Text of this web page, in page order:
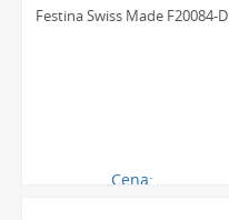
Festina Swiss Made F20084-D
Cena: